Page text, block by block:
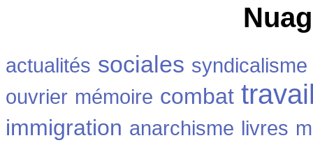
actualités sociales syndicalisme
ouvrier mémoire combat
immigration anarchisme livres